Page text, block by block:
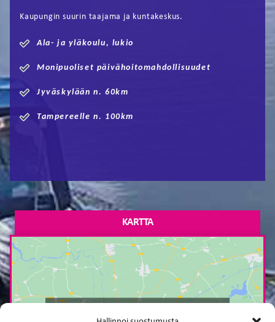
Kaupungin suurin taajama ja kuntakeskus.
Ala- ja yläkoulu, lukio
Monipuoliset päivähoitomahdollisuudet
Jyväskylään n. 60km
Tampereelle n. 100km
KARTTA